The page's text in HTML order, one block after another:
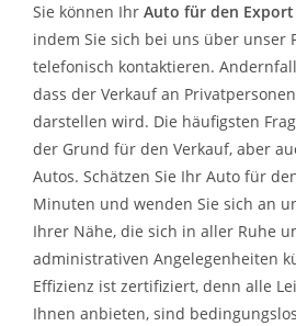
Sie können Ihr Auto für den Export
indem Sie sich bei uns über unser
telefonisch kontaktieren.
dass der Verkauf an
darstellen wird. Die häufigsten
der Grund für den Verkauf, aber
Autos. Schätzen Sie Ihr Auto für
Minuten und wenden Sie sich an
Ihrer Nähe, die sich in aller Ruhe
administrativen Angelegenheiten
Effizienz ist zertifiziert, denn alle
Ihnen anbieten, sind